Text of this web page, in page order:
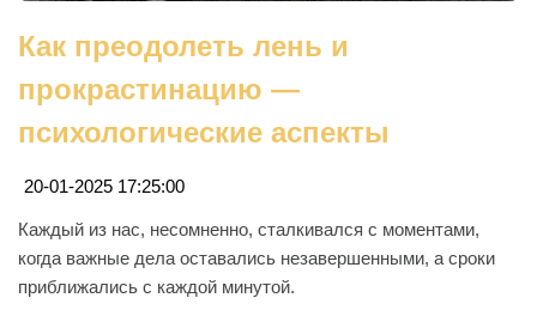
Как преодолеть лень и
прокрастинацию —
психологические аспекты
20-01-2025 17:25:00
Каждый из нас, несомненно, сталкивался с моментами,
когда важные дела оставались незавершенными, а сроки
приближались с каждой минутой.